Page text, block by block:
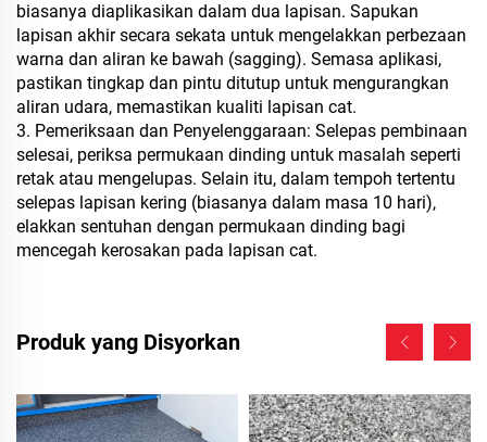
biasanya diaplikasikan dalam dua lapisan. Sapukan
lapisan akhir secara sekata untuk mengelakkan perbezaan
warna dan aliran ke bawah (sagging). Semasa aplikasi,
pastikan tingkap dan pintu ditutup untuk mengurangkan
aliran udara, memastikan kualiti lapisan cat.
3. Pemeriksaan dan Penyelenggaraan: Selepas pembinaan
selesai, periksa permukaan dinding untuk masalah seperti
retak atau mengelupas. Selain itu, dalam tempoh tertentu
selepas lapisan kering (biasanya dalam masa 10 hari),
elakkan sentuhan dengan permukaan dinding bagi
mencegah kerosakan pada lapisan cat.
Produk yang Disyorkan